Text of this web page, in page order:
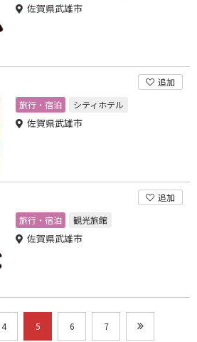
佐賀県武雄市
追加
旅行・宿泊
シティホテル
佐賀県武雄市
追加
旅行・宿泊
観光旅館
佐賀県武雄市
4 5 6 7